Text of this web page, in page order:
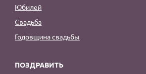
Юбилей
Свадьба
Годовщина свадьбы
ПОЗДРАВИТЬ